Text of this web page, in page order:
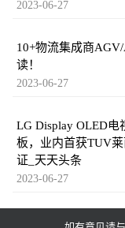
2023-06-27
10+物流集成商
读！
2023-06-27
LG Display OLED电
板，业内首获TUV莱
证_天天头条
2023-06-27